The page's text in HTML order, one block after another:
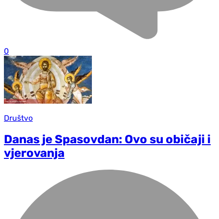
0
Društvo
Danas je Spasovdan: Ovo su običaji i
vjerovanja